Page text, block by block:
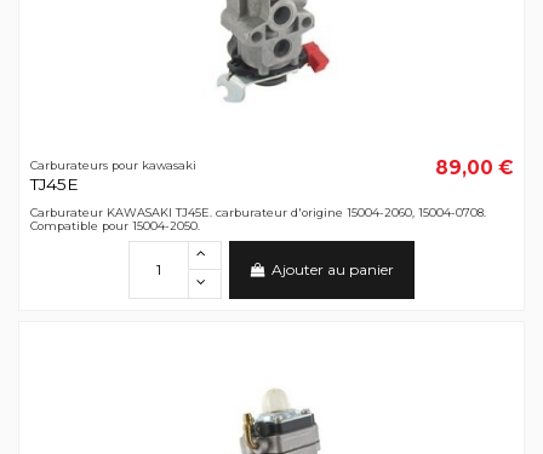
Carburateurs pour kawasaki
TJ45E
89,00 €
Carburateur KAWASAKI TJ45E. carburateur d'origine 15004-2060, 15004-0708.
Compatible pour 15004-2050.
Ajouter au panier